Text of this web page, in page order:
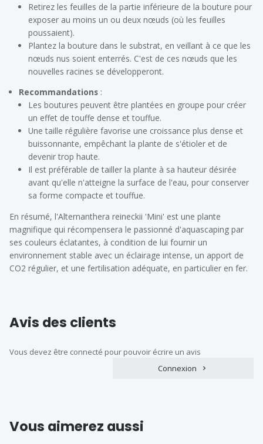
Retirez les feuilles de la partie inférieure de la bouture pour
exposer au moins un ou deux nœuds (où les feuilles
poussaient).
Plantez la bouture dans le substrat, en veillant à ce que les
nœuds nus soient enterrés. C'est de ces nœuds que les
nouvelles racines se développeront.
Recommandations :
Les boutures peuvent être plantées en groupe pour créer
un effet de touffe dense et touffue.
Une taille régulière favorise une croissance plus dense et
buissonnante, empêchant la plante de s'étioler et de
devenir trop haute.
Il est préférable de tailler la plante à sa hauteur désirée
avant qu'elle n'atteigne la surface de l'eau, pour conserver
sa forme compacte et touffue.
En résumé, l'Alternanthera reineckii 'Mini' est une plante
magnifique qui récompensera le passionné d'aquascaping par
ses couleurs éclatantes, à condition de lui fournir un
environnement stable avec un éclairage intense, un apport de
CO2 régulier, et une fertilisation adéquate, en particulier en fer.
Avis des clients
Vous devez être connecté pour pouvoir écrire un avis
Connexion
Vous aimerez aussi